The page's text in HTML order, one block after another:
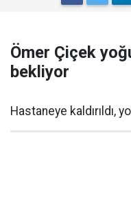
Ömer Çiçek
bekliyor
Hastaneye kaldırıldı,